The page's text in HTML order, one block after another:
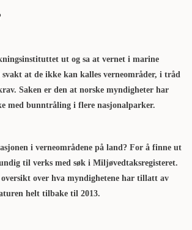
ut og sa at vernet i marine
svakt at de ikke kan kalles verneområder, i tråd
Saken er den at norske myndigheter har
med bunntråling i flere nasjonalparker.
i verneområdene på land? For å finne ut
til verks med søk i Miljøvedtaksregisteret.
over hva myndighetene har tillatt av
helt tilbake til 2013.